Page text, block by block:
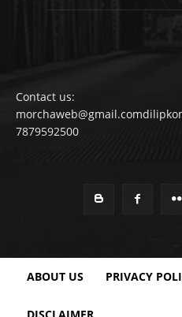
Contact us:
7879592500
ABOUT US PRIVACY